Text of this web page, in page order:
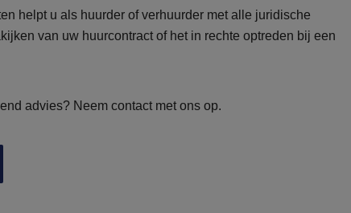
helpt u als huurder of verhuurder met alle juridische
van uw huurcontract of het in rechte optreden bij een
advies? Neem contact met ons op.